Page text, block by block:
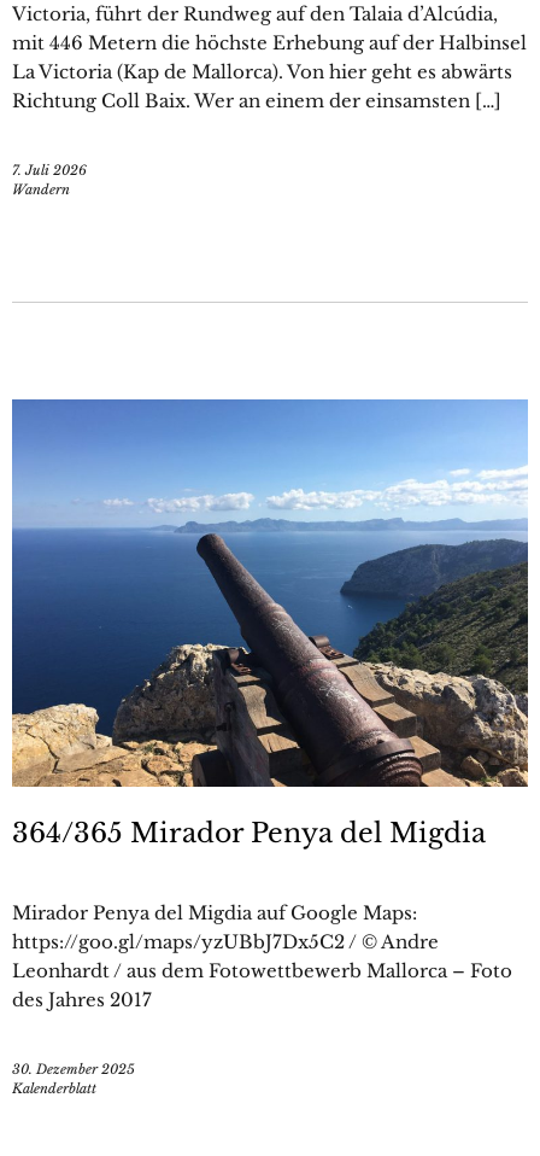
Victoria, führt der Rundweg auf den Talaia d’Alcúdia,
mit 446 Metern die höchste Erhebung auf der Halbinsel
La Victoria (Kap de Mallorca). Von hier geht es abwärts
Richtung Coll Baix. Wer an einem der einsamsten […]
7. Juli 2026
Wandern
364/365 Mirador Penya del Migdia
Mirador Penya del Migdia auf Google Maps:
https://goo.gl/maps/yzUBbJ7Dx5C2 / © Andre
Leonhardt / aus dem Fotowettbewerb Mallorca – Foto
des Jahres 2017
30. Dezember 2025
Kalenderblatt